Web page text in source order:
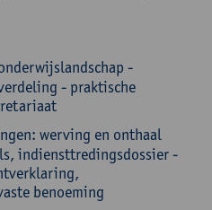
-
- praktische
werving en onthaal
indiensttredingsdossier -
benoeming